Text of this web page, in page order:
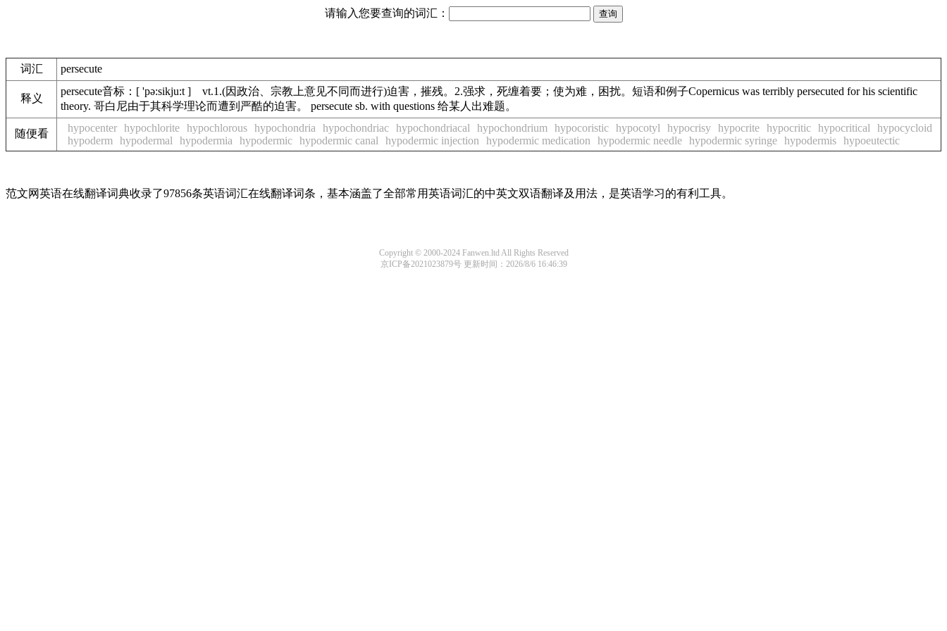
请输入您要查询的词汇：
词汇 persecute
释义
persecute音标：[ 'pə:sikju:t ] vt.1.(因政治、宗教上意见不同而进行)迫害，摧残。2.强求，死缠着要；使为难，困扰。短语和例子Copernicus was terribly persecuted for his scientific
theory. 哥白尼由于其科学理论而遭到严酷的迫害。 persecute sb. with questions 给某人出难题。
随便看 hypocenter hypochlorite hypochlorous hypochondria hypochondriac hypochondriacal hypochondrium hypocoristic hypocotyl hypocrisy hypocrite hypocritic hypocritical
hypocycloid
hypoderm
hypodermal hypodermia hypodermic hypodermic canal hypodermic injection hypodermic medication hypodermic needle hypodermic syringe hypodermis hypoeutectic
范文网英语在线翻译词典收录了97856条英语词汇在线翻译词条，基本涵盖了全部常用英语词汇的中英文双语翻译及用法，是英语学习的有利工具。
Copyright © 2000-2024 Fanwen.ltd All Rights Reserved
京ICP备2021023879号更新时间：2026/8/6 16:46:39